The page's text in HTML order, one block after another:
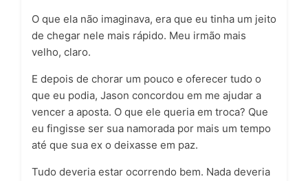
O que ela não imaginava, era que eu tinha um jeito
de chegar nele mais rápido. Meu irmão mais
velho, claro.
E depois de chorar um pouco e oferecer tudo o
que eu podia, Jason concordou em me ajudar a
vencer a aposta. O que ele queria em troca? Que
eu fingisse ser sua namorada por mais um tempo
até que sua ex o deixasse em paz.
Tudo deveria estar ocorrendo bem. Nada deveria